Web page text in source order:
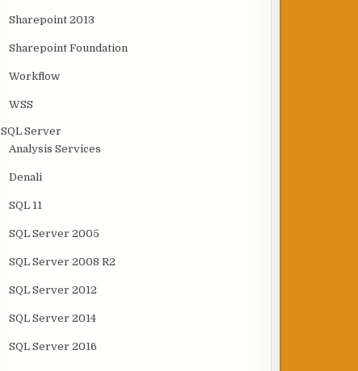
Sharepoint 2013
Sharepoint Foundation
Workflow
WSS
SQL Server
Analysis Services
Denali
SQL 11
SQL Server 2005
SQL Server 2008 R2
SQL Server 2012
SQL Server 2014
SQL Server 2016